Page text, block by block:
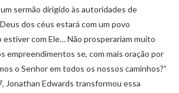
sermão dirigido às autoridades de
dos céus estará com um povo
com Ele… Não prosperariam muito
empreendimentos se, com mais oração por
o Senhor em todos os nossos caminhos?”
Jonathan Edwards transformou essa